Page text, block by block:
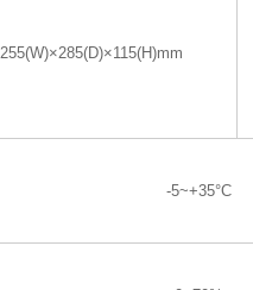
255(W)×285(D)×115(H)mm
-5~+35°C